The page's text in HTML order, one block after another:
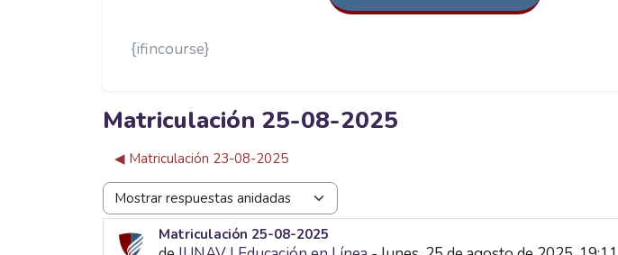
{ifincourse}
Matriculación 25-08-2025
◀︎ Matriculación 23-08-2025
Mostrar modo
Matriculación 25-08-2025
Número de respuestas: 0